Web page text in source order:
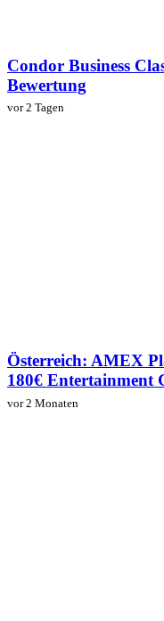
Condor Business
Bewertung
vor 2 Tagen
Österreich: AMEX
180€ Entertainment
vor 2 Monaten